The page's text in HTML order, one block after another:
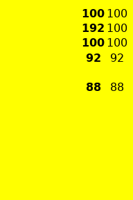
100 100
192 100
100 100
92
92
88 88